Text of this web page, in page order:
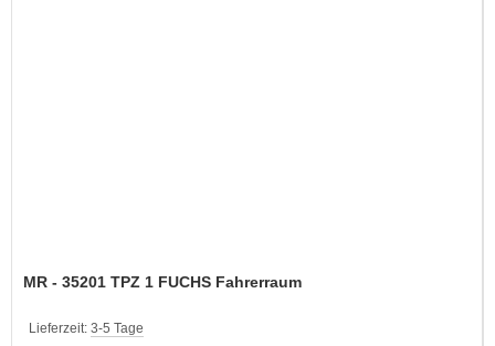
MR - 35201 TPZ 1 FUCHS Fahrerraum
Lieferzeit: 3-5 Tage